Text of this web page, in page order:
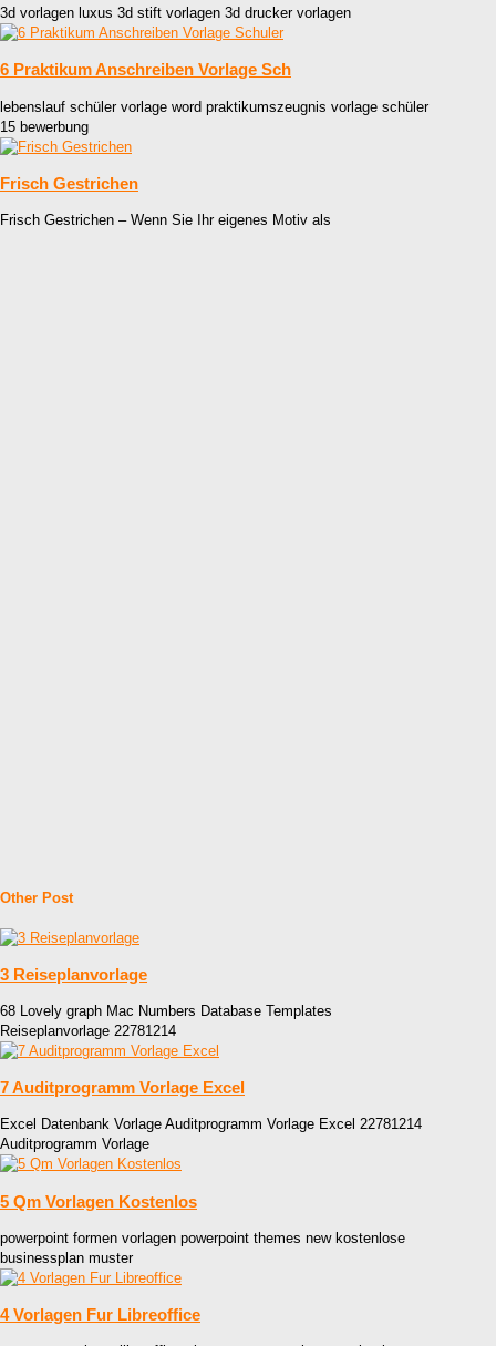
3d vorlagen luxus 3d stift vorlagen 3d drucker vorlagen
6 Praktikum Anschreiben Vorlage Sch
lebenslauf schüler vorlage word praktikumszeugnis vorlage schüler
15 bewerbung
Frisch Gestrichen
Frisch Gestrichen – Wenn Sie Ihr eigenes Motiv als
Other Post
3 Reiseplanvorlage
68 Lovely graph Mac Numbers Database Templates
Reiseplanvorlage 22781214
7 Auditprogramm Vorlage Excel
Excel Datenbank Vorlage Auditprogramm Vorlage Excel 22781214
Auditprogramm Vorlage
5 Qm Vorlagen Kostenlos
powerpoint formen vorlagen powerpoint themes new kostenlose
businessplan muster
4 Vorlagen Fur Libreoffice